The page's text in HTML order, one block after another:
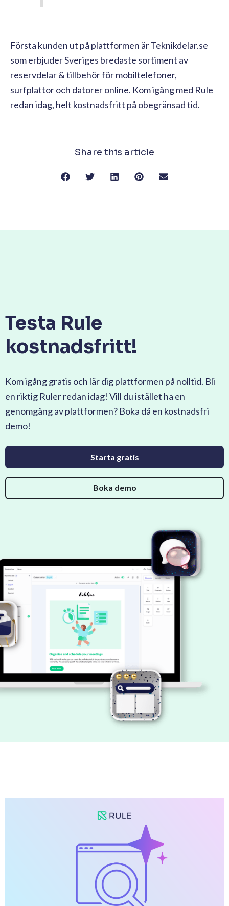
Första kunden ut på plattformen är Teknikdelar.se
som erbjuder Sveriges bredaste sortiment av
reservdelar & tillbehör för mobiltelefoner,
surfplattor och datorer online. Kom igång med Rule
redan idag, helt kostnadsfritt på obegränsad tid.
Share this article
Testa Rule
kostnadsfritt!
Kom igång gratis och lär dig plattformen på nolltid. Bli
en riktig Ruler redan idag! Vill du istället ha en
genomgång av plattformen? Boka då en kostnadsfri
demo!
Starta gratis
Boka demo